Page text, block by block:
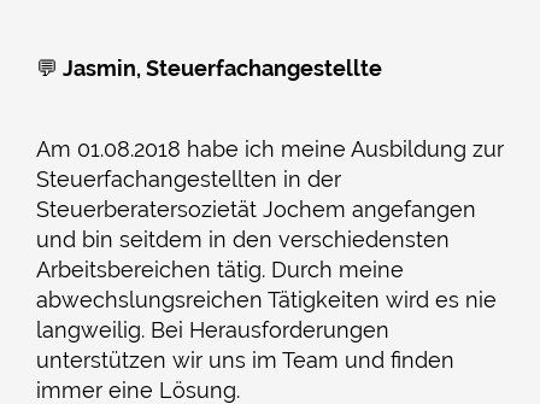
💬 Jasmin, Steuerfachangestellte
Am 01.08.2018 habe ich meine Ausbildung zur
Steuerfachangestellten in der
Steuerberatersozietät Jochem angefangen
und bin seitdem in den verschiedensten
Arbeitsbereichen tätig. Durch meine
abwechslungsreichen Tätigkeiten wird es nie
langweilig. Bei Herausforderungen
unterstützen wir uns im Team und finden
immer eine Lösung.